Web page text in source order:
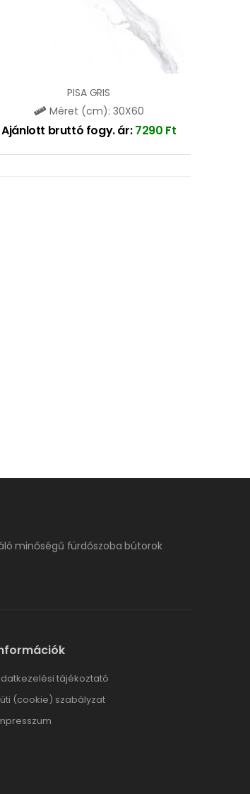
PISA GRIS
Méret (cm): 30X60
Ajánlott bruttó fogy. ár:7290 Ft
minőségű fürdőszoba bútorok
tájékoztató
(cookie) szabályzat